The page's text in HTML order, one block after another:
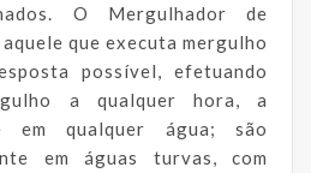
O Mergulhador de
que executa mergulho
possível, efetuando
a qualquer hora, a
em qualquer água; são
em águas turvas, com